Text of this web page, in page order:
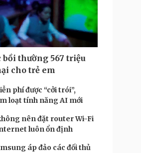
Sành điệu
Tin Công nghệ
Trải nghiệm
Chuyển đổi số
Podcast
Đọc truyện đêm khuya
Cửa sổ tình yêu
Hạt giống tâm hồn
bồi thường 567 triệu
cho trẻ em
phí được “cởi trói”,
loạt tính năng AI mới
nên đặt router Wi-Fi
luôn ổn định
áp đảo các đối thủ